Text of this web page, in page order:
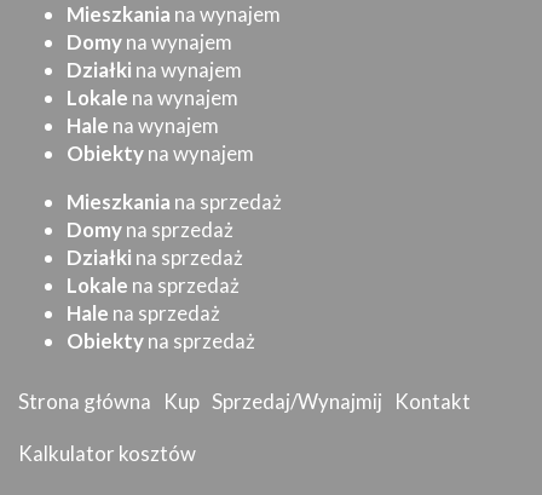
Mieszkania na wynajem
Domyna wynajem
Działki na wynajem
Lokale na wynajem
Hale na wynajem
Obiektyna wynajem
Mieszkania na sprzedaż
Domyna sprzedaż
Działki na sprzedaż
Lokale na sprzedaż
Hale na sprzedaż
Obiektyna sprzedaż
Strona główna Kup Sprzedaj/Wynajmij Kontakt
Kalkulator kosztów